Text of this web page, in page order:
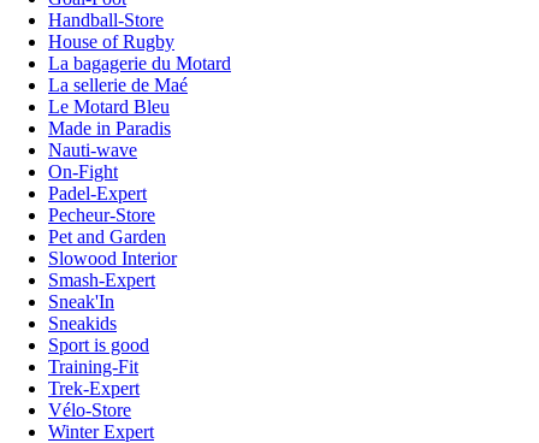
Handball-Store
House of Rugby
La bagagerie du Motard
La sellerie de Maé
Le Motard Bleu
Made in Paradis
Nauti-wave
On-Fight
Padel-Expert
Pecheur-Store
Pet and Garden
Slowood Interior
Smash-Expert
Sneak'In
Sneakids
Sport is good
Training-Fit
Trek-Expert
Vélo-Store
Winter Expert